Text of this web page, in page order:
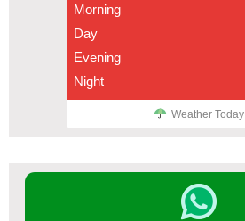
Morning
Day
Evening
Night
Weather Today